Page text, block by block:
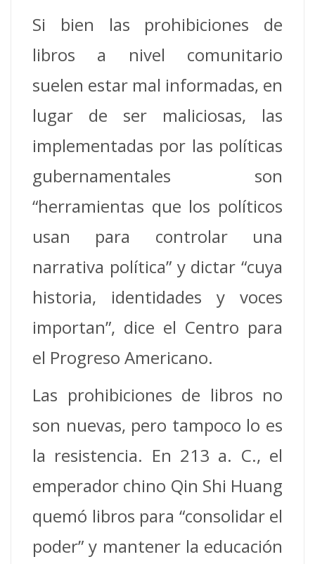
Si bien las prohibiciones de
libros a nivel comunitario
suelen estar mal informadas, en
lugar de ser maliciosas, las
implementadas por las políticas
gubernamentales son
“herramientas que los políticos
usan para controlar una
narrativa política” y dictar “cuya
historia, identidades y voces
importan”, dice el Centro para
el Progreso Americano.
Las prohibiciones de libros no
son nuevas, pero tampoco lo es
la resistencia. En 213 a. C., el
emperador chino Qin Shi Huang
quemó libros para “consolidar el
poder” y mantener la educación